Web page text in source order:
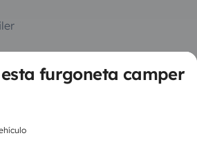
furgoneta camper